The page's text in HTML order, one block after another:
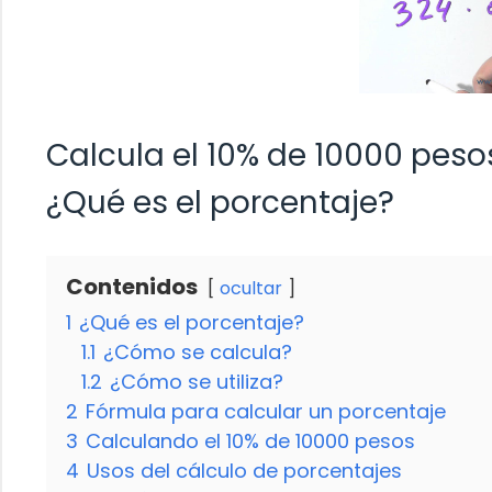
Calcula el 10% de 10000
¿Qué es el porcentaje?
Contenidos ocultar
1 ¿Qué es el porcentaje?
1.1 ¿Cómo se calcula?
1.2 ¿Cómo se utiliza?
2 Fórmula para calcular un porcentaje
3 Calculando el 10% de 10000 pesos
4 Usos del cálculo de porcentajes